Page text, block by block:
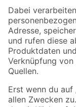
Zahlungsarten
Sicher einkaufen